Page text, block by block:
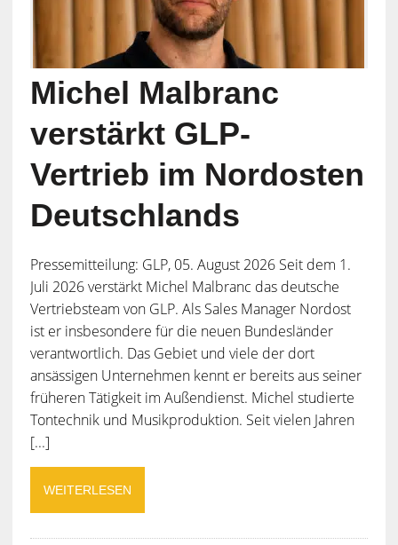
Michel Malbranc
verstärkt GLP-
Vertrieb im Nordosten
Deutschlands
Pressemitteilung: GLP, 05. August 2026 Seit dem 1.
Juli 2026 verstärkt Michel Malbranc das deutsche
Vertriebsteam von GLP. Als Sales Manager Nordost
ist er insbesondere für die neuen Bundesländer
verantwortlich. Das Gebiet und viele der dort
ansässigen Unternehmen kennt er bereits aus seiner
früheren Tätigkeit im Außendienst. Michel studierte
Tontechnik und Musikproduktion. Seit vielen Jahren
[...]
WEITERLESEN